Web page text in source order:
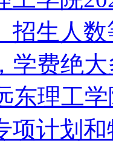
招生人
学费绝大
东理工
项计划